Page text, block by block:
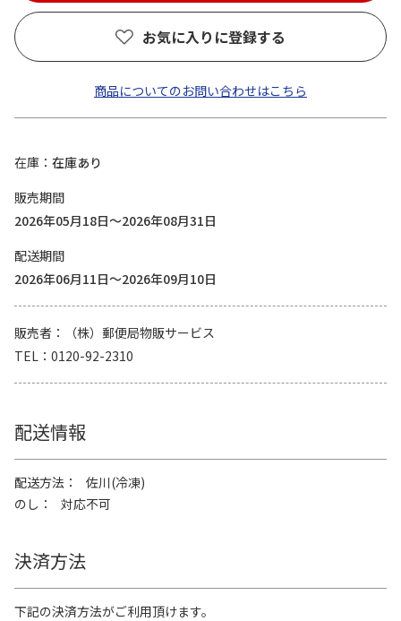
お気に入りに登録する
商品についてのお問い合わせはこちら
在庫
在庫あり
販売期間
2026年05月18日～2026年08月31日
配送期間
2026年06月11日～2026年09月10日
販売者
（株）郵便局物販サービス
TEL
0120-92-2310
配送情報
配送方法
佐川(冷凍)
のし
対応不可
決済方法
下記の決済方法がご利用頂けます。